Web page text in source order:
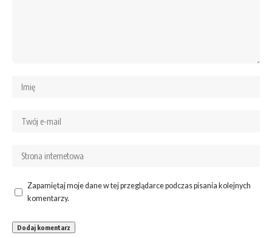
Zapamiętaj moje dane w tej przeglądarce podczas pisania kolejnych
komentarzy.